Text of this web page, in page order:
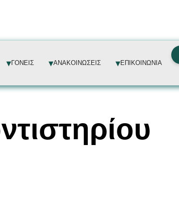
ΓΟΝΕΙΣ ΑΝΑΚΟΙΝΩΣΕΙΣ ΕΠΙΚΟΙΝΩΝΙΑ